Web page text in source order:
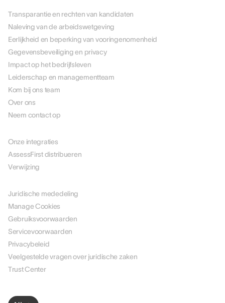
Transparantie en rechten van kandidaten
Naleving van de arbeidswetgeving
Eerlijkheid en beperking van vooringenomenheid
Gegevensbeveiliging en privacy
Impact op het bedrijfsleven
Leiderschap en managementteam
Kom bij ons team
Over ons
Neem contact op
Onze integraties
AssessFirst distribueren
Verwijzing
Juridische mededeling
Manage Cookies
Gebruiksvoorwaarden
Servicevoorwaarden
Privacybeleid
Veelgestelde vragen over juridische zaken
Trust Center